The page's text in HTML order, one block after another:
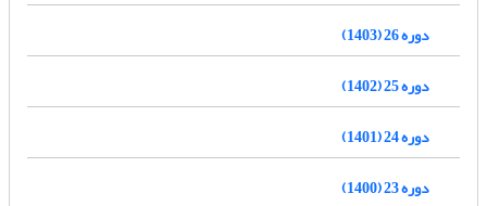
دوره 26 (1403)
دوره 25 (1402)
دوره 24 (1401)
دوره 23 (1400)